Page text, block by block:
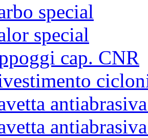
special
special
cap. CNR